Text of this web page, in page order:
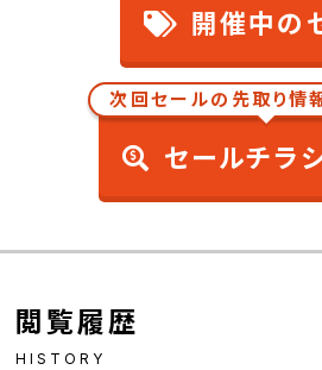
開催中の
次回セールの先取り情
セールチラ
閲覧履歴
HISTORY